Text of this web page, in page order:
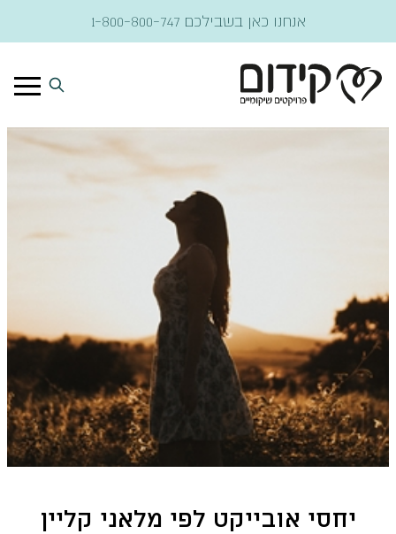
אנחנו כאן בשבילכם 1-800-800-747
יחסי אובייקט לפי מלאני קליין